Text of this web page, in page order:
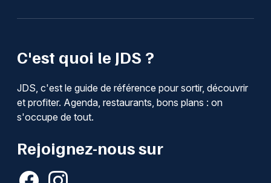
C'est quoi le JDS ?
JDS, c'est le guide de référence pour sortir, découvrir
et profiter. Agenda, restaurants, bons plans : on
s'occupe de tout.
Rejoignez-nous sur